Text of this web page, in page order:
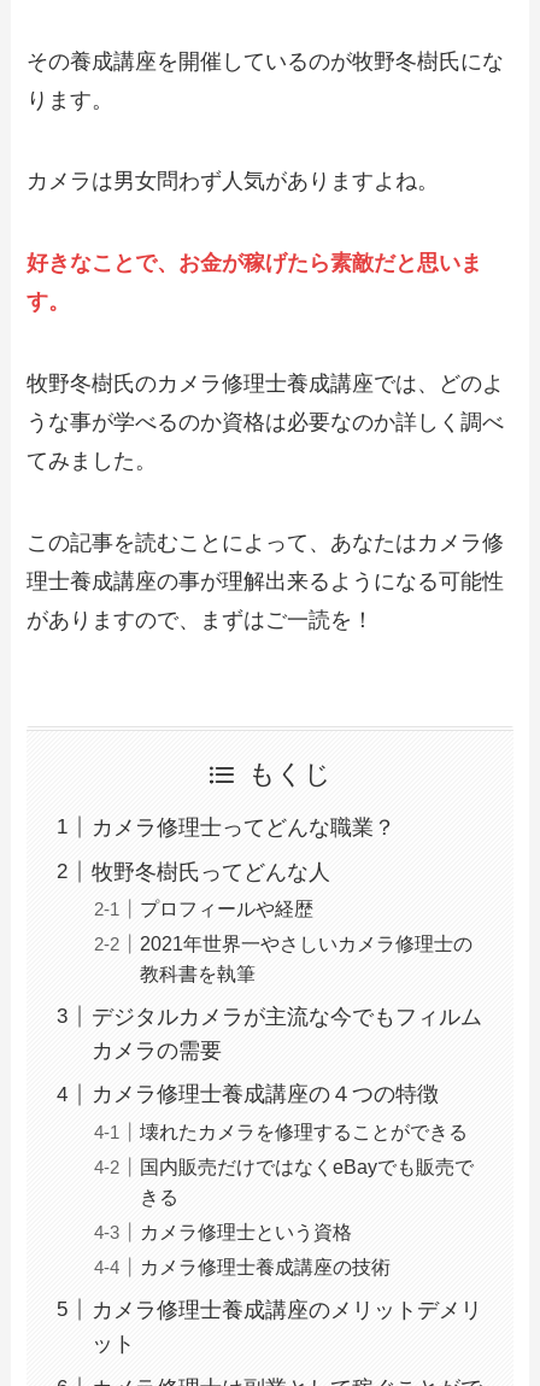
その養成講座を開催しているのが牧野冬樹氏にな
ります。
カメラは男女問わず人気がありますよね。
好きなことで、お金が稼げたら素敵だと思いま
す。
牧野冬樹氏のカメラ修理士養成講座では、どのよ
うな事が学べるのか資格は必要なのか詳しく調べ
てみました。
この記事を読むことによって、あなたはカメラ修
理士養成講座の事が理解出来るようになる可能性
がありますので、まずはご一読を！
もくじ
カメラ修理士ってどんな職業？
牧野冬樹氏ってどんな人
プロフィールや経歴
2021年世界一やさしいカメラ修理士の
教科書を執筆
デジタルカメラが主流な今でもフィルム
カメラの需要
カメラ修理士養成講座の４つの特徴
壊れたカメラを修理することができる
国内販売だけではなくeBayでも販売で
きる
カメラ修理士という資格
カメラ修理士養成講座の技術
カメラ修理士養成講座のメリットデメリ
ット